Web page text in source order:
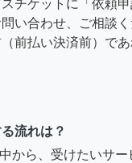
チケットに「依頼
い合わせ、ご相談
前払い決済前）で
流れは？
から、受けたいサー